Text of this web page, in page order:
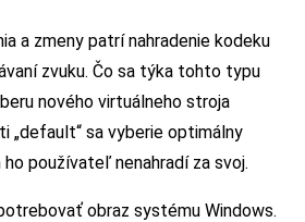
a zmeny patrí nahradenie kodeku
zvuku. Čo sa týka tohto typu
nového virtuálneho stroja
„default“ sa vyberie optimálny
používateľ nenahradí za svoj.
obraz systému Windows.